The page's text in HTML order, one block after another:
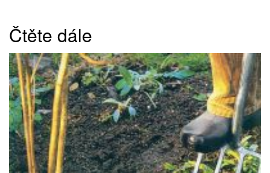
Čtěte dále